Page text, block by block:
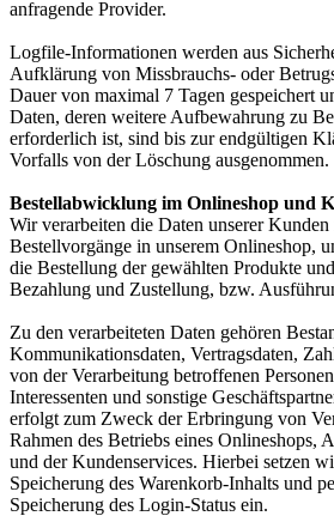
anfragende Provider.
Logfile-Informationen werden aus
Aufklärung von Missbrauchs- oder
Dauer von maximal 7 Tagen gespeichert
Daten, deren weitere Aufbewahrung zu
erforderlich ist, sind bis zur endgültigen
Vorfalls von der Löschung ausgenommen.
Bestellabwicklung im Onlineshop und
Wir verarbeiten die Daten unserer
Bestellvorgänge in unserem Onlineshop,
die Bestellung der gewählten Produkte
Bezahlung und Zustellung, bzw.
Zu den verarbeiteten Daten gehören
Kommunikationsdaten, Vertragsdaten,
von der Verarbeitung betroffenen
Interessenten und sonstige
erfolgt zum Zweck der Erbringung von
Rahmen des Betriebs eines Onlineshops,
und der Kundenservices. Hierbei setzen
Speicherung des Warenkorb-Inhalts und
Speicherung des Login-Status ein.